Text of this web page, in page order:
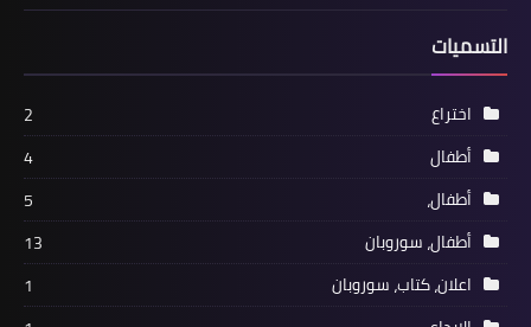
التسميات
اختراع
2
أطفال
4
أطفال،
5
أطفال، سوروبان
13
اعلان، كتاب، سوروبان
1